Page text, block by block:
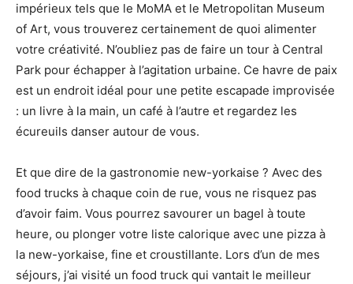
impérieux tels que le MoMA et le Metropolitan Museum
of Art, vous trouverez certainement de quoi alimenter
votre créativité. N’oubliez pas de faire un tour à Central
Park pour échapper à l’agitation urbaine. Ce havre de paix
est un endroit idéal pour une petite escapade improvisée
: un livre à la main, un café à l’autre et regardez les
écureuils danser autour de vous.
Et que dire de la gastronomie new-yorkaise ? Avec des
food trucks à chaque coin de rue, vous ne risquez pas
d’avoir faim. Vous pourrez savourer un bagel à toute
heure, ou plonger votre liste calorique avec une pizza à
la new-yorkaise, fine et croustillante. Lors d’un de mes
séjours, j’ai visité un food truck qui vantait le meilleur